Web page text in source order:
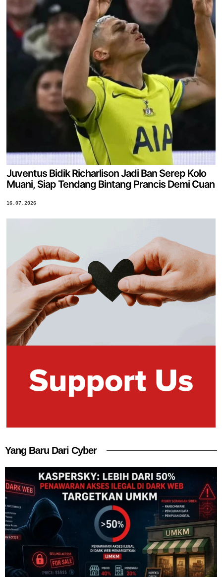
Juventus Bidik Richarlison Jadi Ban Serep Kolo
Muani, Siap Tendang Bintang Prancis Demi Cuan
16.07.2026
Yang Baru Dari Cyber